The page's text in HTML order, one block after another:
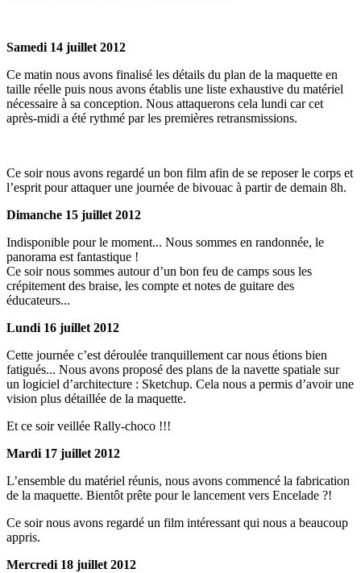
Samedi 14 juillet 2012
Ce matin nous avons finalisé les détails du plan de la maquette en
taille réelle puis nous avons établis une liste exhaustive du matériel
nécessaire à sa conception. Nous attaquerons cela lundi car cet
après-midi a été rythmé par les premières retransmissions.
Ce soir nous avons regardé un bon film afin de se reposer le corps et
l’esprit pour attaquer une journée de bivouac à partir de demain 8h.
Dimanche 15 juillet 2012
Indisponible pour le moment... Nous sommes en randonnée, le
panorama est fantastique !
Ce soir nous sommes autour d’un bon feu de camps sous les
crépitement des braise, les compte et notes de guitare des
éducateurs...
Lundi 16 juillet 2012
Cette journée c’est déroulée tranquillement car nous étions bien
fatigués... Nous avons proposé des plans de la navette spatiale sur
un logiciel d’architecture : Sketchup. Cela nous a permis d’avoir une
vision plus détaillée de la maquette.
Et ce soir veillée Rally-choco !!!
Mardi 17 juillet 2012
L’ensemble du matériel réunis, nous avons commencé la fabrication
de la maquette. Bientôt prête pour le lancement vers Encelade ?!
Ce soir nous avons regardé un film intéressant qui nous a beaucoup
appris.
Mercredi 18 juillet 2012